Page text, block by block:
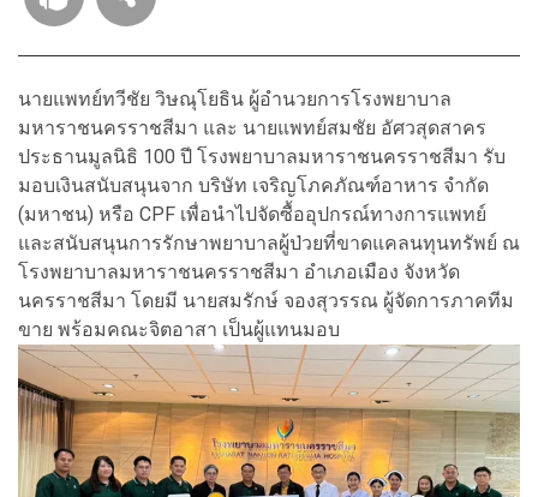
นายแพทย์ทวีชัย วิษณุโยธิน ผู้อำนวยการโรงพยาบาล
มหาราชนครราชสีมา และ นายแพทย์สมชัย อัศวสุดสาคร
ประธานมูลนิธิ 100 ปี โรงพยาบาลมหาราชนครราชสีมา รับ
มอบเงินสนับสนุนจาก บริษัท เจริญโภคภัณฑ์อาหาร จำกัด
(มหาชน) หรือ CPF เพื่อนำไปจัดซื้ออุปกรณ์ทางการแพทย์
และสนับสนุนการรักษาพยาบาลผู้ป่วยที่ขาดแคลนทุนทรัพย์ ณ
โรงพยาบาลมหาราชนครราชสีมา อำเภอเมือง จังหวัด
นครราชสีมา โดยมี นายสมรักษ์ จองสุวรรณ ผู้จัดการภาคทีม
ขาย พร้อมคณะจิตอาสา เป็นผู้แทนมอบ